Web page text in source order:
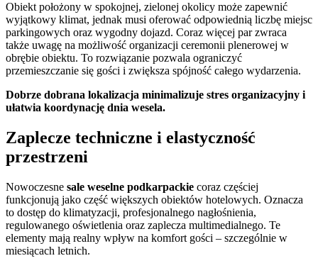
Obiekt położony w spokojnej, zielonej okolicy może zapewnić
wyjątkowy klimat, jednak musi oferować odpowiednią liczbę miejsc
parkingowych oraz wygodny dojazd. Coraz więcej par zwraca
także uwagę na możliwość organizacji ceremonii plenerowej w
obrębie obiektu. To rozwiązanie pozwala ograniczyć
przemieszczanie się gości i zwiększa spójność całego wydarzenia.
Dobrze dobrana lokalizacja minimalizuje stres organizacyjny i
ułatwia koordynację dnia wesela.
Zaplecze techniczne i elastyczność
przestrzeni
Nowoczesne sale weselne podkarpackie coraz częściej
funkcjonują jako część większych obiektów hotelowych. Oznacza
to dostęp do klimatyzacji, profesjonalnego nagłośnienia,
regulowanego oświetlenia oraz zaplecza multimedialnego. Te
elementy mają realny wpływ na komfort gości – szczególnie w
miesiącach letnich.